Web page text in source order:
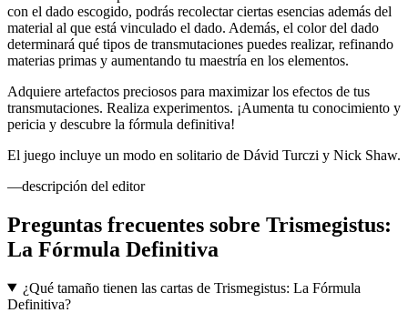
con el dado escogido, podrás recolectar ciertas esencias además del
material al que está vinculado el dado. Además, el color del dado
determinará qué tipos de transmutaciones puedes realizar, refinando
materias primas y aumentando tu maestría en los elementos.
Adquiere artefactos preciosos para maximizar los efectos de tus
transmutaciones. Realiza experimentos. ¡Aumenta tu conocimiento y
pericia y descubre la fórmula definitiva!
El juego incluye un modo en solitario de Dávid Turczi y Nick Shaw.
—descripción del editor
Preguntas frecuentes sobre Trismegistus:
La Fórmula Definitiva
¿Qué tamaño tienen las cartas de Trismegistus: La Fórmula
Definitiva?